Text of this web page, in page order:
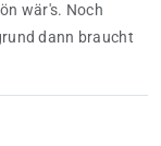
wär's. Noch
dann braucht